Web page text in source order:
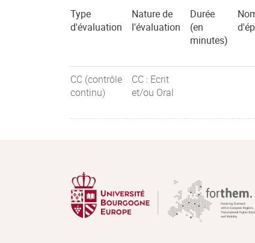
Type
d'évaluation
Nature de
l'évaluation
Durée
(en
minutes)
CC (contrôle
continu)
CC : Ecrit
et/ou Oral